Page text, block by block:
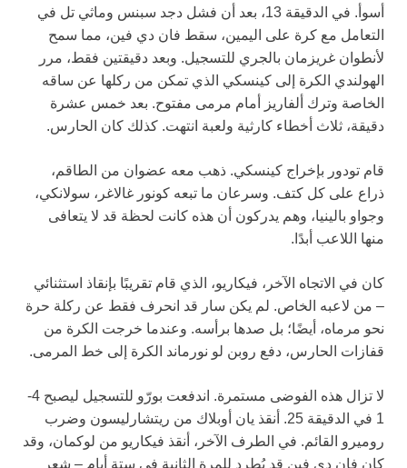
أسوأ. في الدقيقة 13، بعد أن فشل دجد سبنس وماثي تل في
التعامل مع كرة على اليمين، سقط فان دي فين، مما سمح
لأنطوان غريزمان بالجري للتسجيل. وبعد دقيقتين فقط، مرر
الهولندي الكرة إلى كينسكي الذي تمكن من ركلها عن ساقه
الخاصة وترك ألفاريز أمام مرمى مفتوح. بعد خمس عشرة
دقيقة، ثلاث أخطاء كارثية ولعبة انتهت. كذلك كان الحارس.
قام تودور بإخراج كينسكي. ذهب معه عضوان من الطاقم،
ذراع على كل كتف. وسرعان ما تبعه كونور غالاغر، سولانكي،
وجواو بالينيا، وهم يدركون أن هذه كانت لحظة قد لا يتعافى
منها اللاعب أبدًا.
كان في الاتجاه الآخر، فيكاريو، الذي قام تقريبًا بإنقاذ استثنائي
– من لاعبه الخاص. لم يكن سار قد انحرف فقط عن ركلة حرة
نحو مرماه، أيضًا؛ بل صدها برأسه. وعندما خرجت الكرة من
قفازات الحارس، دفع روبن لو نورماند الكرة إلى خط المرمى.
لا تزال هذه الفوضى مستمرة. اندفعت بورّو للتسجيل ليصبح 4-
1 في الدقيقة 25. أنقذ يان أوبلاك من ريتشارليسون وضرب
روميرو القائم. في الطرف الآخر، أنقذ فيكاريو من لوكمان، وقد
كان فان دي فين قد يُطرد للمرة الثانية في ستة أيام – شعر